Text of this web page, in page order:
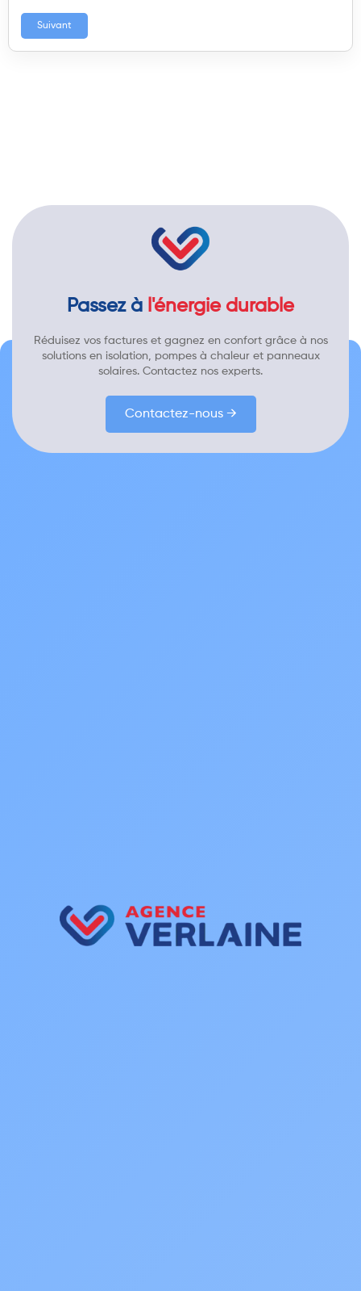
Suivant
Passez à l'énergie durable
Réduisez vos factures et gagnez en confort grâce à nos
solutions en isolation, pompes à chaleur et panneaux
solaires. Contactez nos experts.
Contactez-nous →